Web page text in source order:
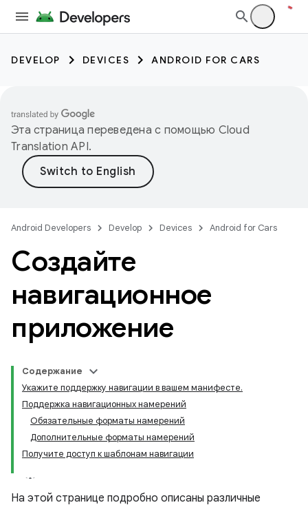
DEVELOP DEVICES ANDROID FOR CARS
Эта страница переведена с помощью Cloud
Translation API.
Android Developers Develop Devices Android for Cars
Создайте
навигационное
приложение
Содержание
Укажите поддержку навигации в вашем манифесте.
Поддержка навигационных намерений
Обязательные форматы намерений
Дополнительные форматы намерений
Получите доступ к шаблонам навигации
На этой странице подробно описаны различные